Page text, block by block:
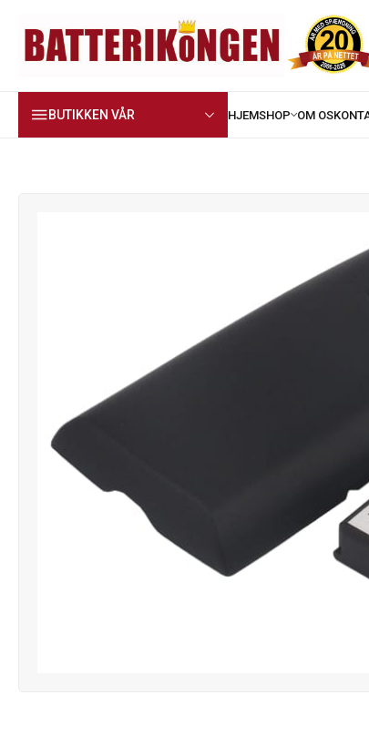
BUTIKKEN VÅR